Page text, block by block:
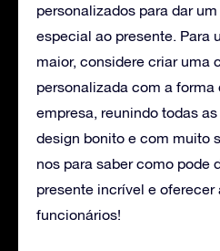
personalizados para dar
especial ao presente. Para
maior, considere criar uma
personalizada com a forma
empresa, reunindo todas
design bonito e com muito
nos para saber como pode
presente incrível e oferecer
funcionários!